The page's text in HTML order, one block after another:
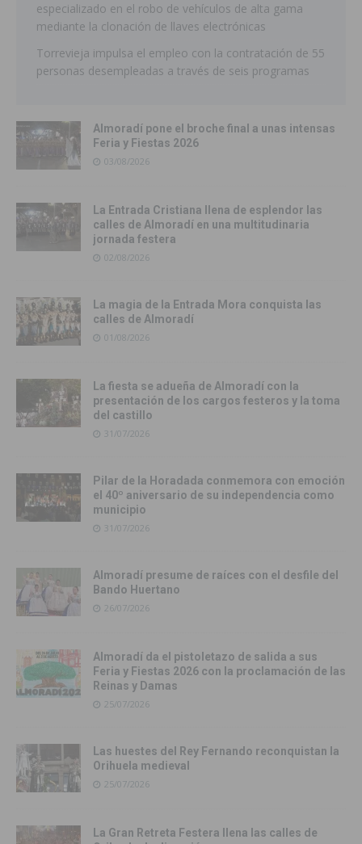
especializado en el robo de vehículos de alta gama
mediante la clonación de llaves electrónicas
Torrevieja impulsa el empleo con la contratación de 55
personas desempleadas a través de seis programas
Almoradí pone el broche final a unas intensas
Feria y Fiestas 2026
03/08/2026
La Entrada Cristiana llena de esplendor las
calles de Almoradí en una multitudinaria
jornada festera
02/08/2026
La magia de la Entrada Mora conquista las
calles de Almoradí
01/08/2026
La fiesta se adueña de Almoradí con la
presentación de los cargos festeros y la toma
del castillo
31/07/2026
Pilar de la Horadada conmemora con emoción
el 40º aniversario de su independencia como
municipio
31/07/2026
Almoradí presume de raíces con el desfile del
Bando Huertano
26/07/2026
Almoradí da el pistoletazo de salida a sus
Feria y Fiestas 2026 con la proclamación de las
Reinas y Damas
25/07/2026
Las huestes del Rey Fernando reconquistan la
Orihuela medieval
25/07/2026
La Gran Retreta Festera llena las calles de